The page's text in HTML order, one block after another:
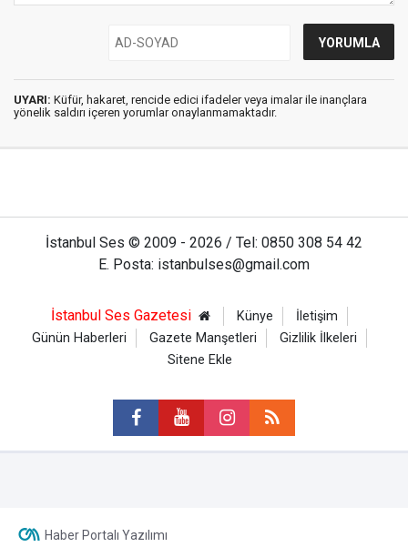
UYARI: Küfür, hakaret, rencide edici ifadeler veya imalar ile inançlara
yönelik saldırı içeren yorumlar onaylanmamaktadır.
İstanbul Ses © 2009 - 2026 / Tel: 0850 308 54 42
E. Posta: istanbulses@gmail.com
İstanbul Ses Gazetesi Künye
İletişim
Günün Haberleri
Gazete Manşetleri
Gizlilik İlkeleri
Sitene Ekle
Haber Portalı Yazılımı